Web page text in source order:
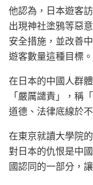
他認為，日本遊客
出現神社塗鴉等惡
安全措施，並改善
遊客數量這種目標。
在日本的中國人群
「嚴厲譴責」，稱
道德、法律底線於
在東京就讀大學院
對日本的仇恨是中
國認同的一部分，